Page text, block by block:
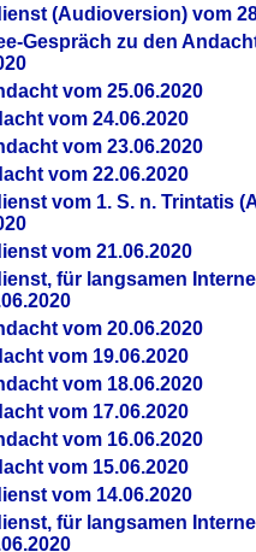
(Audioversion) vom
Gespräch zu den
vom 25.06.2020
vom 24.06.2020
vom 23.06.2020
vom 22.06.2020
vom 1. S. n. Trintatis
vom 21.06.2020
für langsamen
vom 20.06.2020
vom 19.06.2020
vom 18.06.2020
vom 17.06.2020
vom 16.06.2020
vom 15.06.2020
vom 14.06.2020
für langsamen